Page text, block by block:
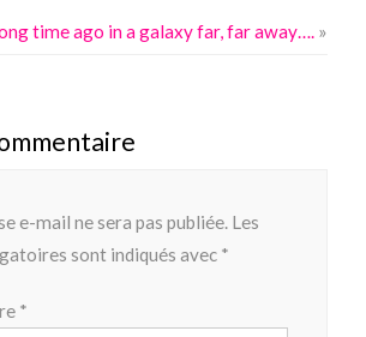
time ago in a galaxy far, far away….»
e-mail ne sera pas publiée. Les
sont indiqués avec *
*